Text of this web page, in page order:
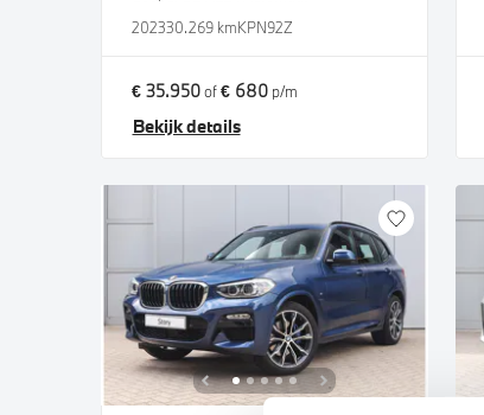
202330.269 kmKPN92Z
€ 35.950of€ 680p/m
Bekijk details